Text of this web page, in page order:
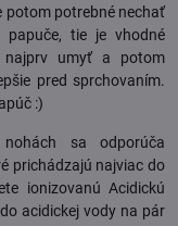
potom potrebné nechať
papuče, tie je vhodné
najprv umyť a potom
pred sprchovaním.
:)
sa odporúča
prichádzajú najviac do
ionizovanú Acidickú
acidickej vody na pár